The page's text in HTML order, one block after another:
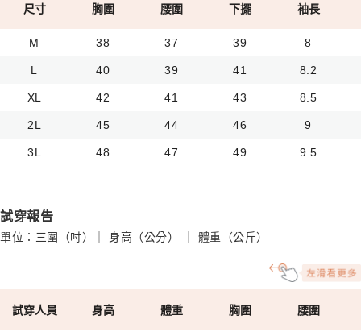
尺寸 胸圍 腰圍 下擺 袖長
M 38 37 39 8
L 40 39 41 8.2
XL 42 41 43 8.5
2L 45 44 46 9
3L 48 47 49 9.5
試穿報告
單位：三圍（吋）｜ 身高（公分） ｜ 體重（公斤）
試穿人員 身高 體重 胸圍 腰圍